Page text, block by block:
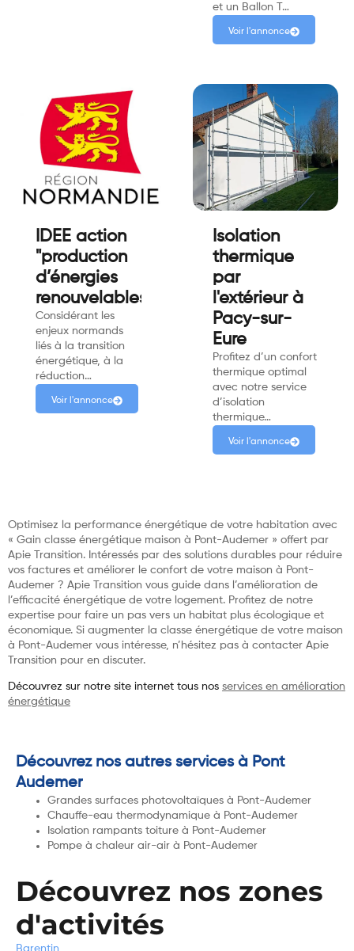
et un Ballon T…
Voir l'annonce
IDEE action
"production
d’énergies
renouvelables"
Considérant les
enjeux normands
liés à la transition
énergétique, à la
réduction…
Voir l'annonce
Isolation
thermique
par
l'extérieur à
Pacy-sur-
Eure
Profitez d’un confort
thermique optimal
avec notre service
d’isolation
thermique…
Voir l'annonce
Optimisez la performance énergétique de votre habitation avec
« Gain classe énergétique maison à Pont-Audemer » offert par
Apie Transition. Intéressés par des solutions durables pour réduire
vos factures et améliorer le confort de votre maison à Pont-
Audemer ? Apie Transition vous guide dans l’amélioration de
l’efficacité énergétique de votre logement. Profitez de notre
expertise pour faire un pas vers un habitat plus écologique et
économique. Si augmenter la classe énergétique de votre maison
à Pont-Audemer vous intéresse, n’hésitez pas à contacter Apie
Transition pour en discuter.
Découvrez sur notre site internet tous nos services en amélioration
énergétique
Découvrez nos autres services à Pont
Audemer
Grandes surfaces photovoltaïques à Pont-Audemer
Chauffe-eau thermodynamique à Pont-Audemer
Isolation rampants toiture à Pont-Audemer
Pompe à chaleur air-air à Pont-Audemer
Découvrez nos zones
d'activités